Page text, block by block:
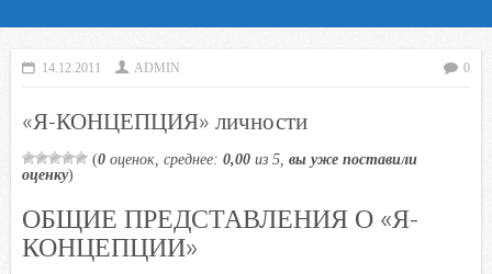
14.12.2011 ADMIN 0
«Я-КОНЦЕПЦИЯ» личности
(0 оценок, среднее: 0,00 из 5, вы уже поставили
оценку)
ОБЩИЕ ПРЕДСТАВЛЕНИЯ О «Я-
КОНЦЕПЦИИ»